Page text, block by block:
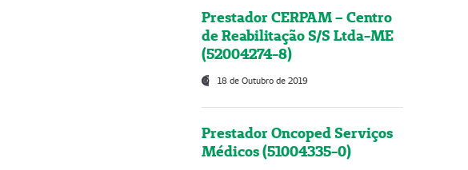
Prestador CERPAM – Centro
de Reabilitação S/S Ltda-ME
(52004274-8)
18 de Outubro de 2019
Prestador Oncoped Serviços
Médicos (51004335-0)